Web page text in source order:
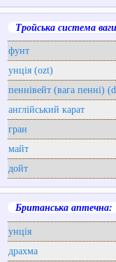
Тройська система
фунт
унція (ozt)
пеннівейт (вага пенні)
англійський карат
гран
майт
дойт
Британська аптечна:
унція
драхма